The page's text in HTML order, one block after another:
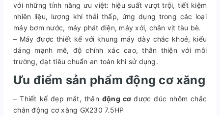
với những tính năng ưu việt: hiệu suất vượt trội, tiết kiệm
nhiên liệu, lượng khí thải thấp, ứng dụng trong các loại
máy bơm nước, máy phát điện, máy xới, chân vịt tàu bè.
– Máy được thiết kế với khung máy dày chắc khoẻ, kiểu
dáng mạnh mẽ, độ chính xác cao, thân thiện với môi
trường, đạt tiêu chuẩn an toàn khi sử dụng.
Ưu điểm sản phẩm động cơ xăng
– Thiết kế đẹp mắt, thân động cơđược đúc nhôm chắc
chắn động cơ xăng GX230 7.5HP